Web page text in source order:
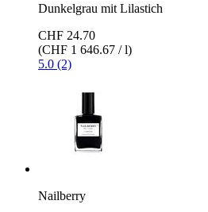
Dunkelgrau mit Lilastich
CHF 24.70
(CHF 1 646.67 / l)
5.0 (2)
Nailberry